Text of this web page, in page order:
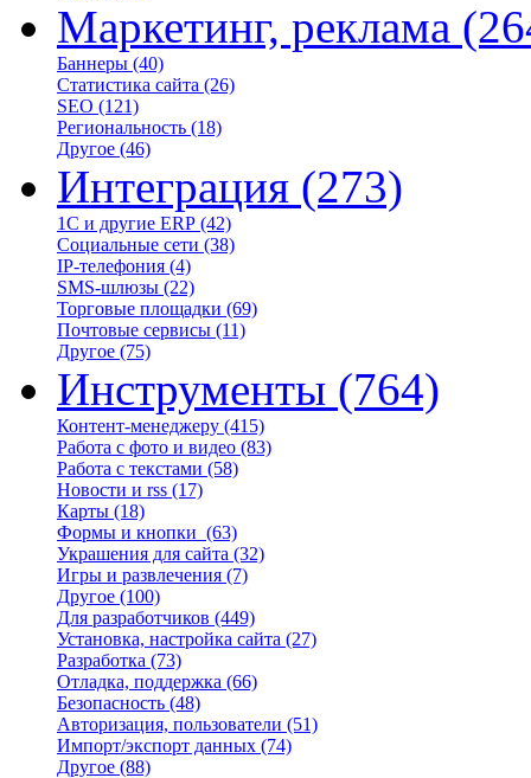
Маркетинг, реклама
Баннеры (40)
Статистика сайта (26)
SEO (121)
Региональность (18)
Другое (46)
Интеграция (273)
1С и другие ERP (42)
Социальные сети (38)
IP-телефония (4)
SMS-шлюзы (22)
Торговые площадки (69)
Почтовые сервисы (11)
Другое (75)
Инструменты (764)
Контент-менеджеру (415)
Работа с фото и видео (83)
Работа с текстами (58)
Новости и rss (17)
Карты (18)
Формы и кнопки (63)
Украшения для сайта (32)
Игры и развлечения (7)
Другое (100)
Для разработчиков (449)
Установка, настройка сайта (27)
Разработка (73)
Отладка, поддержка (66)
Безопасность (48)
Авторизация, пользователи (51)
Импорт/экспорт данных (74)
Другое (88)